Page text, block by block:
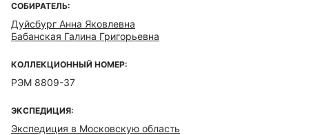
СОБИРАТЕЛЬ:
Дуйсбург Анна Яковлевна
Бабанская Галина Григорьевна
КОЛЛЕКЦИОННЫЙ НОМЕР:
РЭМ 8809-37
ЭКСПЕДИЦИЯ:
Экспедиция в Московскую область